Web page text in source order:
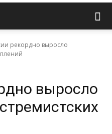
рекордно выросло
выросло